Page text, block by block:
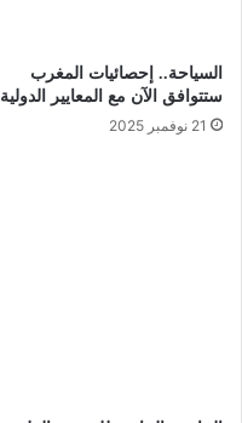
السياحة.. إحصائيات المغرب
ستتوافق الآن مع المعايير الدولية
21 نوفمبر 2025